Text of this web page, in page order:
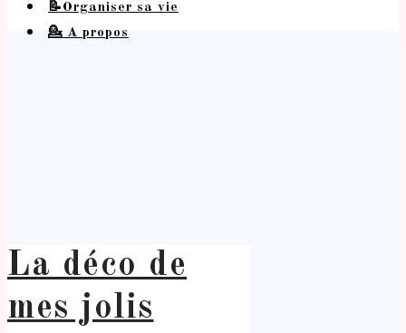
📝Organiser sa vie
💁 A propos
La déco de
mes jolis